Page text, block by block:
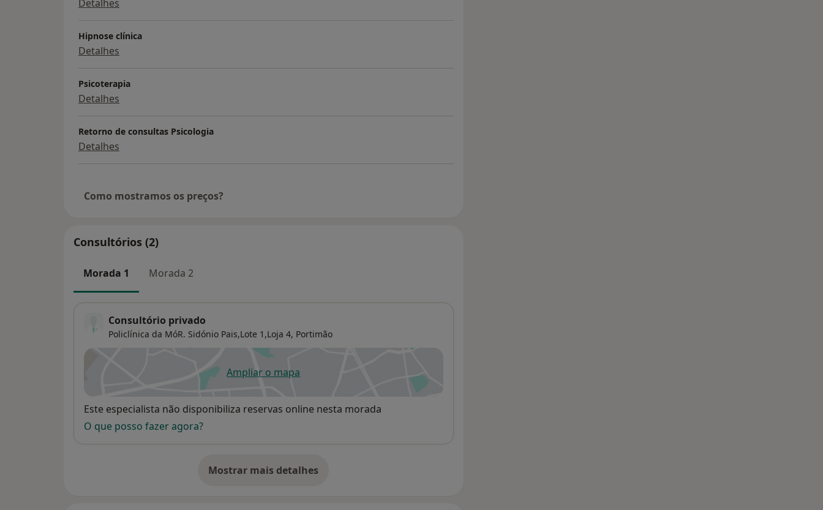
Detalhes
Hipnose clínica
Detalhes
Psicoterapia
Detalhes
Retorno de consultas Psicologia
Detalhes
Como mostramos os preços?
Consultórios (2)
Morada 1 Morada 2
Consultório privado
Policlínica da MóR. Sidónio Pais,Lote 1,Loja 4, Portimão
Ampliar o mapaabre num novo separador
Disponibilidade
Este especialista não disponibiliza reservas online nesta morada
O que posso fazer agora?
Mostrar mais detalhes
sobre o endereço